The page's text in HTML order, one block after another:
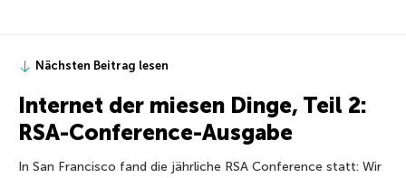
Nächsten Beitrag lesen
Internet der miesen Dinge, Teil 2:
RSA-Conference-Ausgabe
In San Francisco fand die jährliche RSA Conference statt: Wir